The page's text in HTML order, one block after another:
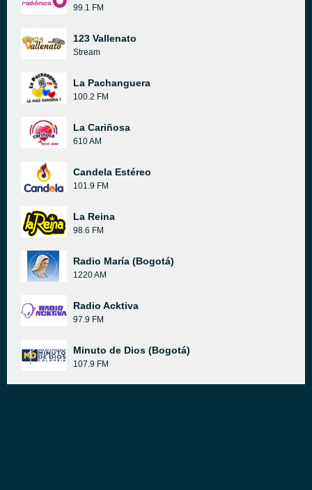
99.1 FM
123 Vallenato
Stream
La Pachanguera
100.2 FM
La Cariñosa
610 AM
Candela Estéreo
101.9 FM
La Reina
98.6 FM
Radio María (Bogotá)
1220 AM
Radio Acktiva
97.9 FM
Minuto de Dios (Bogotá)
107.9 FM